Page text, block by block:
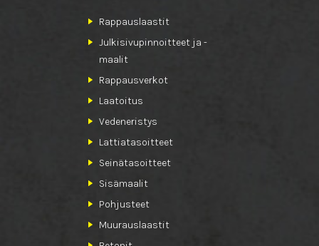
Rappauslaastit
Julkisivupinnoitteet ja -
maalit
Rappausverkot
Laatoitus
Vedeneristys
Lattiatasoitteet
Seinätasoitteet
Sisämaalit
Pohjusteet
Muurauslaastit